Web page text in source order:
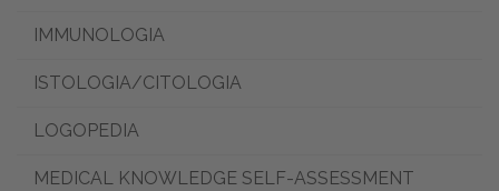
IMMUNOLOGIA
ISTOLOGIA/CITOLOGIA
LOGOPEDIA
MEDICAL KNOWLEDGE SELF-ASSESSMENT